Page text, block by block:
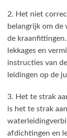
2. Het niet
belangrijk om de
de
lekkages en
instructies van
leidingen op de
3. Het te strak
is het te strak
afdichtingen en